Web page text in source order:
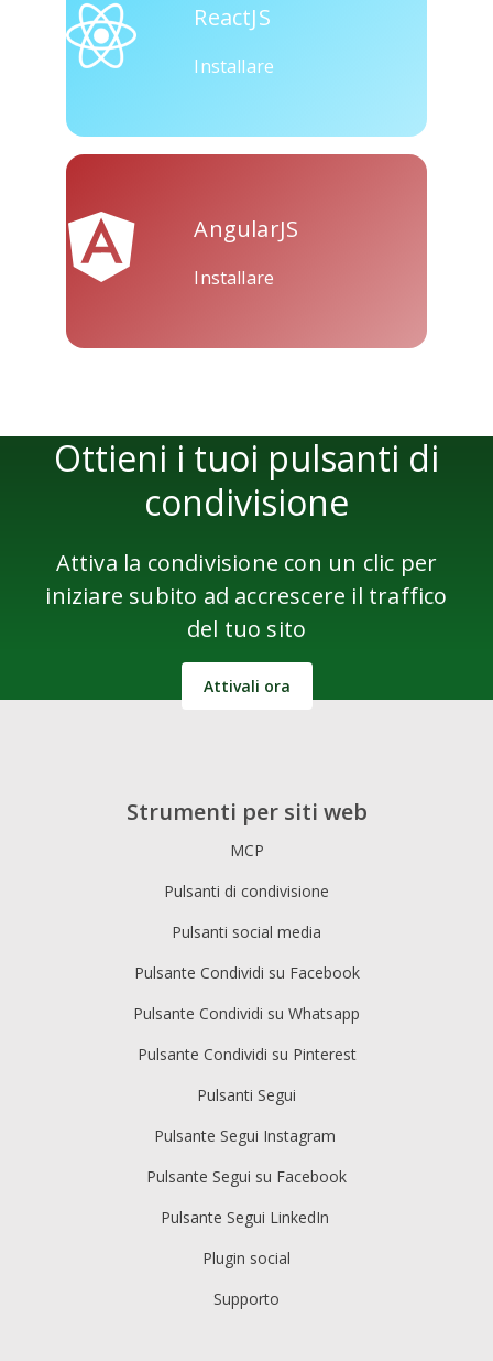
ReactJS
Installare
AngularJS
Installare
Ottieni i tuoi pulsanti di
condivisione
Attiva la condivisione con un clic per
iniziare subito ad accrescere il traffico
del tuo sito
Attivali ora
Strumenti per siti web
MCP
Pulsanti di condivisione
Pulsanti social media
Pulsante Condividi su Facebook
Pulsante Condividi su Whatsapp
Pulsante Condividi su Pinterest
Pulsanti Segui
Pulsante Segui Instagram
Pulsante Segui su Facebook
Pulsante Segui LinkedIn
Plugin social
Supporto